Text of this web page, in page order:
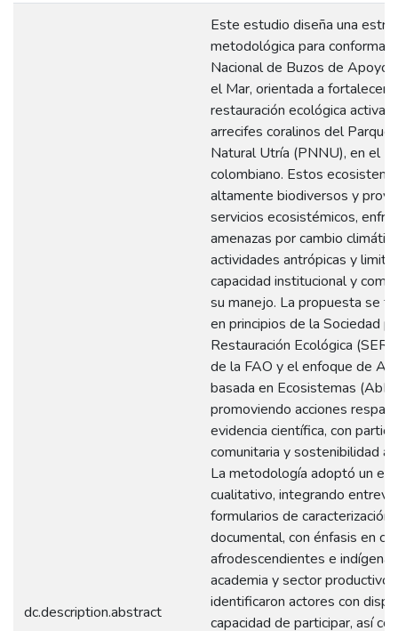
dc.description.abstract
Este estudio diseña una
metodológica para conformar
Nacional de Buzos de Apoyo
el Mar, orientada a fortalecer
restauración ecológica activa
arrecifes coralinos del Parque
Natural Utría (PNNU), en el
colombiano. Estos
altamente biodiversos y
servicios ecosistémicos,
amenazas por cambio
actividades antrópicas y
capacidad institucional y
su manejo. La propuesta se
en principios de la Sociedad
Restauración Ecológica
de la FAO y el enfoque de
basada en Ecosistemas (AbE),
promoviendo acciones
evidencia científica, con
comunitaria y sostenibilidad a
La metodología adoptó un
cualitativo, integrando
formularios de caracterización
documental, con énfasis en
afrodescendientes e
academia y sector productivo.
identificaron actores con
capacidad de participar, así